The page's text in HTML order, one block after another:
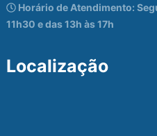
Horário de Atendimento:
11h30 e das 13h às 17h
Localização